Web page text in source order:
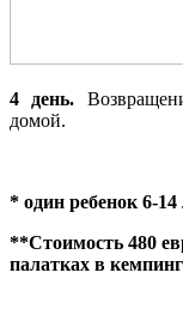
4 день.
домой.
* один ребенок 6-14
**Стоимость 480
палатках в